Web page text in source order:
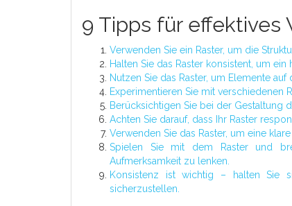
9 Tipps für effektives
Verwenden Sie ein Raster, um die
Halten Sie das Raster konsistent, um
Nutzen Sie das Raster, um Elemente
Experimentieren Sie mit verschiedenen
Berücksichtigen Sie bei der Gestaltung
Achten Sie darauf, dass Ihr Raster
Verwenden Sie das Raster, um eine
Spielen Sie mit dem Raster und
Aufmerksamkeit zu lenken.
Konsistenz ist wichtig – halten Sie
sicherzustellen.